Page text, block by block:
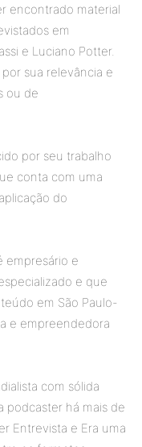
encontrado material
em
e Luciano Potter.
sua relevância e
ou de
por seu trabalho
conta com uma
do
empresário e
e que
em São Paulo-
e empreendedora
com sólida
podcaster há mais de
Entrevista e Era uma